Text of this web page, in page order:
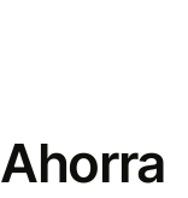
Ahorra